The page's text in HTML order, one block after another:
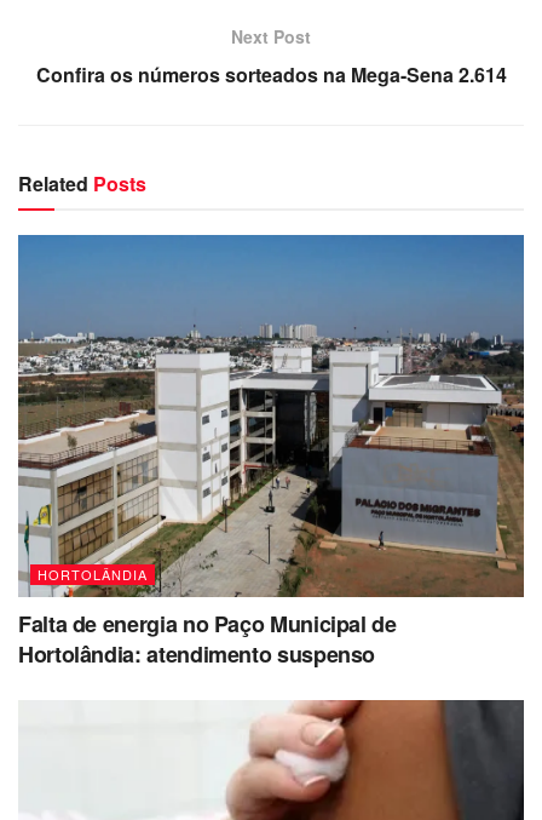
Next Post
Confira os números sorteados na Mega-Sena 2.614
Related Posts
HORTOLÂNDIA
Falta de energia no Paço Municipal de
Hortolândia: atendimento suspenso